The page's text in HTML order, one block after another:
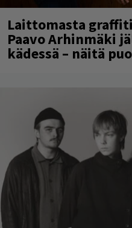
Laittomasta
Paavo Arhinmäki
kädessä – näitä